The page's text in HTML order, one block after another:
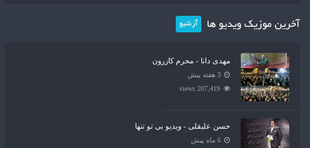
آخرین موزیک ویدیو ها آرشیو
مهدی دانا - محرم کازرون
3 هفته پیش
207,419 views
حسن علیقلی - ویدیو بی تو تنها
6 ماه پیش